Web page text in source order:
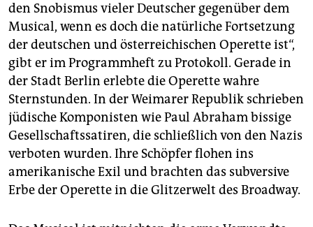
den Snobismus vieler Deutscher gegenüber dem
Musical, wenn es doch die natürliche Fortsetzung
der deutschen und österreichischen Operette ist“,
gibt er im Programmheft zu Protokoll. Gerade in
der Stadt Berlin erlebte die Operette wahre
Sternstunden. In der Weimarer Republik schrieben
jüdische Komponisten wie Paul Abraham bissige
Gesellschaftssatiren, die schließlich von den Nazis
verboten wurden. Ihre Schöpfer flohen ins
amerikanische Exil und brachten das subversive
Erbe der Operette in die Glitzerwelt des Broadway.